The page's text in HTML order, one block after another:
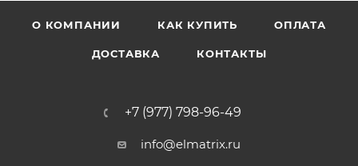
О КОМПАНИИ КАК КУПИТЬ ОПЛАТА
ДОСТАВКА КОНТАКТЫ
+7 (977) 798-96-49
info@elmatrix.ru